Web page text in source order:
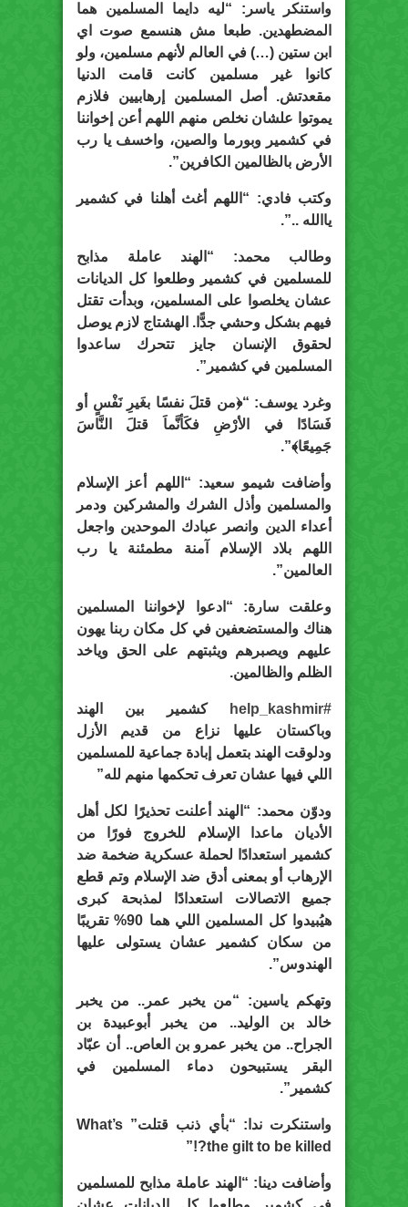
واستنكر ياسر: “ليه دايما المسلمين هما
المضطهدين. طبعا مش هنسمع صوت اي
ابن ستين (…) في العالم لأنهم مسلمين، ولو
كانوا غير مسلمين كانت قامت الدنيا
مقعدتش. أصل المسلمين إرهابيين فلازم
يموتوا علشان نخلص منهم اللهم أعن إخواننا
في كشمير وبورما والصين، واخسف يا رب
الأرض بالظالمين الكافرين”.
وكتب فادي: “اللهم أغث أهلنا في كشمير
ياالله ..”.
وطالب محمد: “الهند عاملة مذابح
للمسلمين في كشمير وطلعوا كل الديانات
عشان يخلصوا على المسلمين، وبدأت تقتل
فيهم بشكل وحشي جدًّا. الهشتاج لازم يوصل
لحقوق الإنسان جايز تتحرك ساعدوا
المسلمين في كشمير”.
وغرد يوسف: “﴿من قتلَ نفسًا بغَيرِ نَفْسٍ أو
فَسَادًا في الأرْضِ فكَأنَّماَ قتلَ النَّاسَ
جَمِيعًا﴾”.
وأضافت شيمو سعيد: “اللهم أعز الإسلام
والمسلمين وأذل الشرك والمشركين ودمر
أعداء الدين وانصر عبادك الموحدين واجعل
اللهم بلاد الإسلام آمنة مطمئنة يا رب
العالمين”.
وعلقت سارة: “ادعوا لإخواننا المسلمين
هناك والمستضعفين في كل مكان ربنا يهون
عليهم ويصبرهم ويثبتهم على الحق وياخد
الظلم والظالمين.
#help_kashmir
كشمير بين الهند
وباكستان عليها نزاع من قديم الأزل
ودلوقت الهند بتعمل إبادة جماعية للمسلمين
اللي فيها عشان تعرف تحكمها منهم لله”
ودوّن محمد: “الهند أعلنت تحذيرًا لكل أهل
الأديان ماعدا الإسلام للخروج فورًا من
كشمير استعدادًا لحملة عسكرية ضخمة ضد
الإرهاب أو بمعنى أدق ضد الإسلام وتم قطع
جميع الاتصالات استعدادًا لمذبحة كبرى
هيُبيدوا كل المسلمين اللي هما 90% تقريبًا
من سكان كشمير عشان يستولى عليها
الهندوس”.
وتهكم ياسين: “من يخبر عمر.. من يخبر
خالد بن الوليد.. من يخبر أبوعبيدة بن
الجراح.. من يخبر عمرو بن العاص.. أن عبّاد
البقر يستبيحون دماء المسلمين في
كشمير”.
واستنكرت ندا: “بأي ذنب قتلت” What’s
the gilt to be killed?!”
وأضافت دينا: “الهند عاملة مذابح للمسلمين